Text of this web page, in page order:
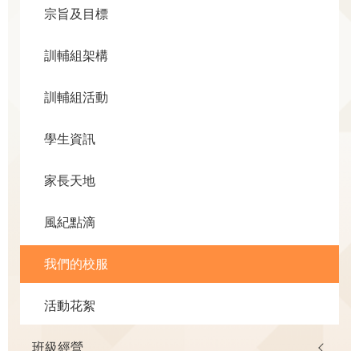
宗旨及目標
訓輔組架構
訓輔組活動
學生資訊
家長天地
風紀點滴
我們的校服
活動花絮
班級經營